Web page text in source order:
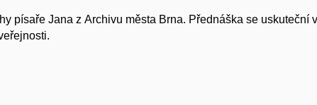
písaře Jana z Archivu města Brna. Přednáška se uskuteční